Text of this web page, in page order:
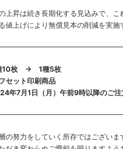
上昇は続き長期化する見込みで、
値上げにより無償見本の削減を実施
10枚 → 1種5枚
セット印刷商品
年7月1日（月）午前9時以降のご注
の努力をしていく所存ではございま